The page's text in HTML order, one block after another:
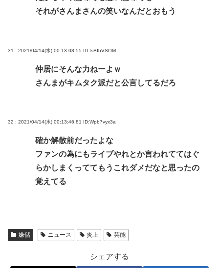
それがさんまさんの笑いなんだとおもう
31 : 2021/04/14(水) 00:13:08.55 ID:fsBIbVSOM
仲居にそんな力ねーよｗ
さんまがキムタク派だと公言してるだろ
32 : 2021/04/14(水) 00:13:46.81 ID:Wpb7vyx3a
確か解散前だったよな
ファンの為にもライブやれとか言われててはぐ
らかしまくっててもうこれダメだなと思ったの
覚えてる
嫌儲 ニュース 炎上 芸能
シェアする